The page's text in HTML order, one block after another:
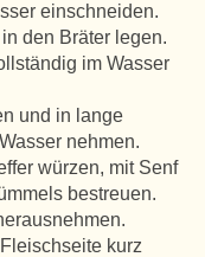
einschneiden.
den Bräter legen.
im Wasser
und in lange
nehmen.
würzen, mit Senf
bestreuen.
kurz